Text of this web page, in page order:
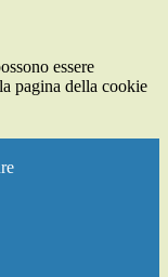
essere
pagina della cookie